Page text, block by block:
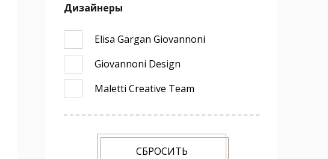
Дизайнеры
Elisa Gargan Giovannoni
Giovannoni Design
Maletti Creative Team
СБРОСИТЬ